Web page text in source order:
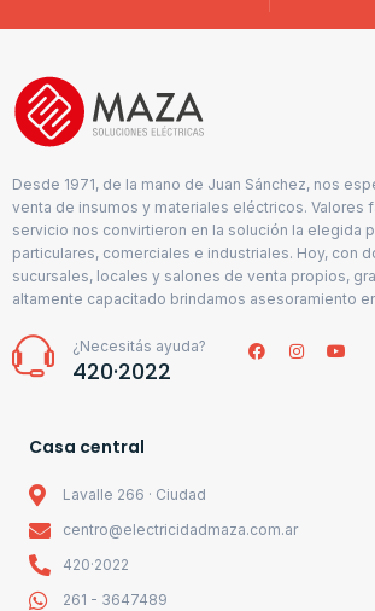
Desde 1971, de la mano de Juan Sánchez, nos
venta de insumos y materiales eléctricos. Valores
servicio nos convirtieron en la solución la elegida
particulares, comerciales e industriales. Hoy, con
sucursales, locales y salones de venta propios,
altamente capacitado brindamos asesoramiento
¿Necesitás ayuda?
420·2022
Casa central
Lavalle 266 · Ciudad
centro@electricidadmaza.com.ar
420·2022
261 - 3647489